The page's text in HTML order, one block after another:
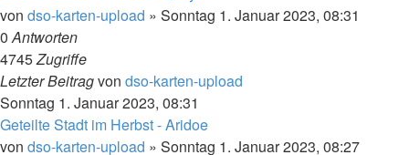
von dso-karten-upload » Sonntag 1. Januar 2023, 08:31
0Antworten
4745Zugriffe
Letzter Beitragvon dso-karten-upload
Sonntag 1. Januar 2023, 08:31
Geteilte Stadt im Herbst - Aridoe
von dso-karten-upload » Sonntag 1. Januar 2023, 08:27